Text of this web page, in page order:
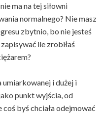
ma na tej siłowni
normalnego? Nie masz
zbytnio, bo nie jesteś
ile zrobiłaś
umiarkowanej i dużej i
punkt wyjścia, od
byś chciała odejmować